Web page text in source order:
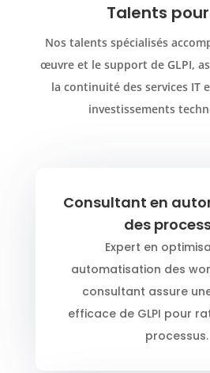
Talents pour
Nos talents spécialisés
œuvre et le support de GLPI,
la continuité des services IT
investissements
Consultant en
des
Expert en
automatisation des
consultant assure
efficace de GLPI pour
processus.